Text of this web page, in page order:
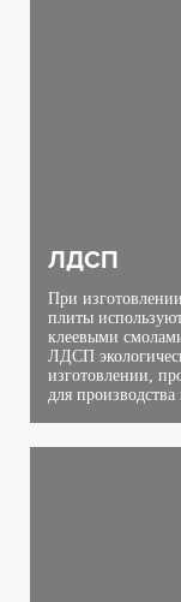
ЛДСП
При
плиты
клеевыми
ЛДСП
изготовлении,
для